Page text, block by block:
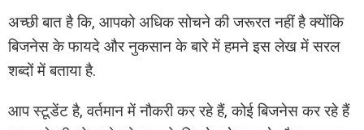
अच्छी बात है कि, आपको अधिक सोचने की जरूरत नहीं है क्योंकि
बिजनेस के फायदे और नुकसान के बारे में हमने इस लेख में सरल
शब्दों में बताया है.
आप स्टूडेंट है, वर्तमान में नौकरी कर रहे हैं, कोई बिजनेस कर रहे हैं